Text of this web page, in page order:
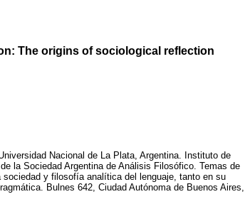
The origins of sociological reflection
Nacional de La Plata, Argentina. Instituto de
la Sociedad Argentina de Análisis Filosófico. Temas de
y filosofía analítica del lenguaje, tanto en su
Bulnes 642, Ciudad Autónoma de Buenos Aires,